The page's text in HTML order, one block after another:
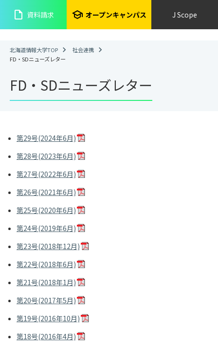
insert_drive_file 資料請求 school オープンキャンパス J Scope
北海道情報大学TOP
社会連携
FD・SDニューズレター
FD・SDニューズレター
第29号(2024年6月)
第28号(2023年6月)
第27号(2022年6月)
第26号(2021年6月)
第25号(2020年6月)
第24号(2019年6月)
第23号(2018年12月)
第22号(2018年6月)
第21号(2018年1月)
第20号(2017年5月)
第19号(2016年10月)
第18号(2016年4月)